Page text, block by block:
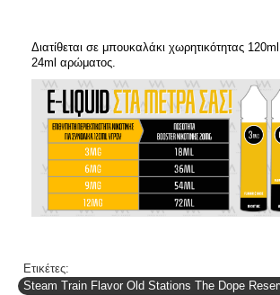
Διατίθεται σε μπουκαλάκι χωρητικότητας 120ml
24ml αρώματος.
Ετικέτες:
Steam Train Flavor Old Stations The Dope